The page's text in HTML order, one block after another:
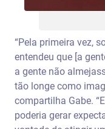
“Pela primeira vez,
entendeu que [a
a gente não
tão longe como
compartilha Gabe.
poderia gerar